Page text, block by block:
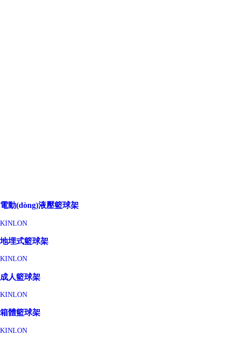
電動(dòng)液壓籃球架
KINLON
地埋式籃球架
KINLON
成人籃球架
KINLON
箱體籃球架
KINLON